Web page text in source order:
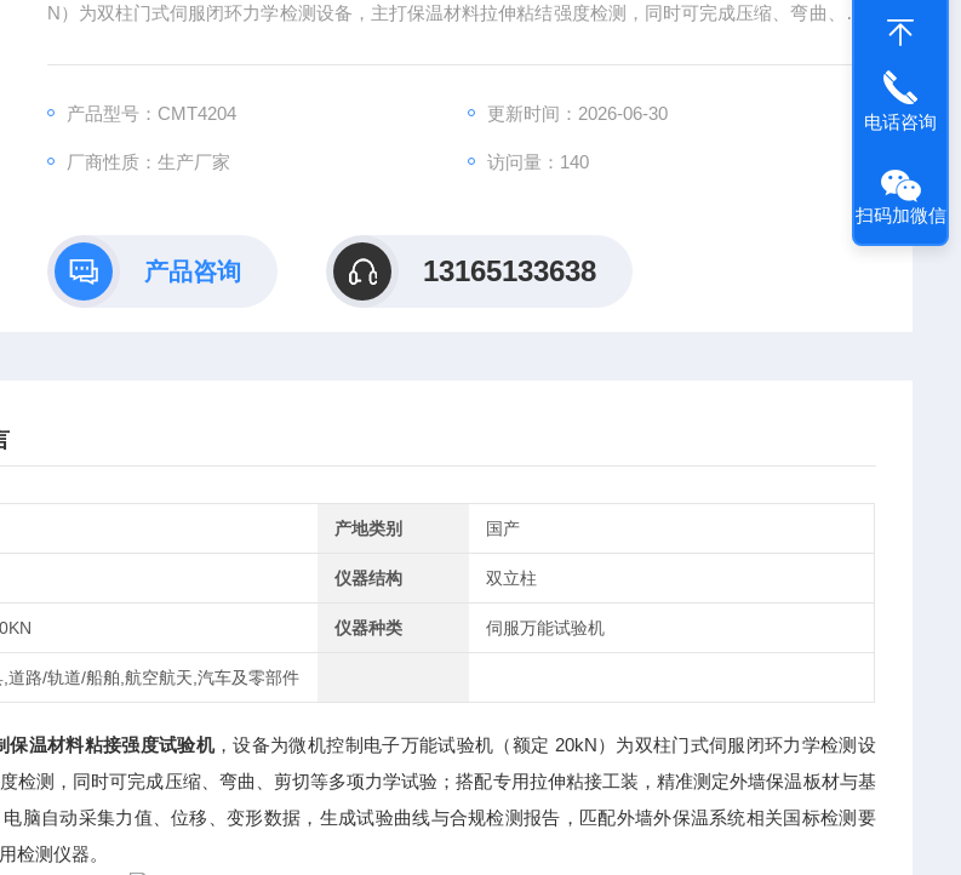
N）为双柱门式伺服闭环力学检测设备，主打保温材料拉伸粘结强度检测，同时可完成压缩、弯曲、剪
国标检测要求，是保温建材、
产品型号：CMT4204 更新时间：2026-06-30
厂商性质：生产厂家 访问量：140
产品咨询 13165133638
产地类别 国产
仪器结构 双立柱
仪器种类 伺服万能试验机
道路/轨道/船舶,航空航天,汽车及零部件
保温材料粘接强度试验机，设备为微机控制电子万能试验机（额定 20kN）为双柱门式伺服闭环力学检测设
检测，同时可完成压缩、弯曲、剪切等多项力学试验；搭配专用拉伸粘接工装，精准测定外墙保温板材与基
脑自动采集力值、位移、变形数据，生成试验曲线与合规检测报告，匹配外墙外保温系统相关国标检测要
检测仪器。
电话咨询
扫码加微信